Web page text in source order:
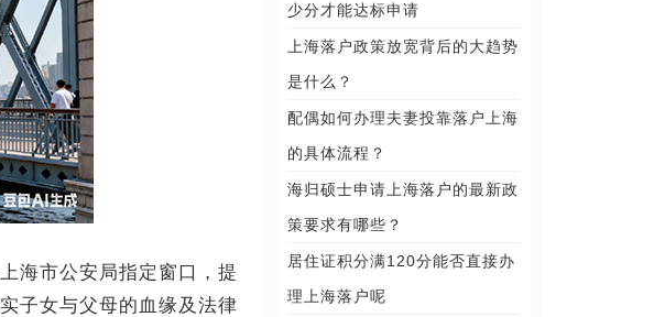
海市公安局指定窗口，提
子女与父母的血缘及法律
少分才能达标申请
上海落户政策放宽背后的大趋势
是什么？
配偶如何办理夫妻投靠落户上海
的具体流程？
海归硕士申请上海落户的最新政
策要求有哪些？
居住证积分满120分能否直接办
理上海落户呢